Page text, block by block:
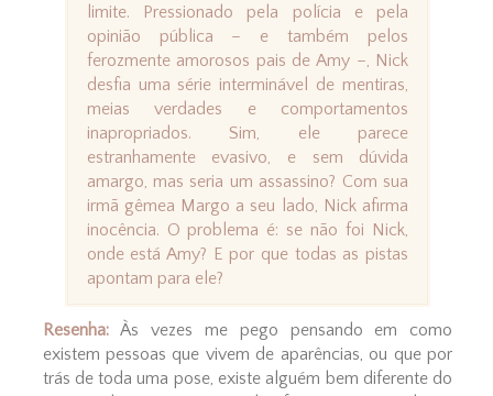
limite. Pressionado pela polícia e pela
opinião pública – e também pelos
ferozmente amorosos pais de Amy –, Nick
desfia uma série interminável de mentiras,
meias verdades e comportamentos
inapropriados. Sim, ele parece
estranhamente evasivo, e sem dúvida
amargo, mas seria um assassino? Com sua
irmã gêmea Margo a seu lado, Nick afirma
inocência. O problema é: se não foi Nick,
onde está Amy? E por que todas as pistas
apontam para ele?
Resenha:Às vezes me pego pensando em como
existem pessoas que vivem de aparências, ou que por
trás de toda uma pose, existe alguém bem diferente do